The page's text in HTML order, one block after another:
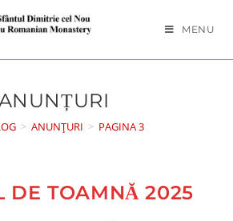
MENU
> ANUNȚURI > PAGINA 3
DE TOAMNĂ 2025